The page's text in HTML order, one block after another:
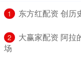
1 东方红配资 创历
2
大赢家配资 阿拉
场